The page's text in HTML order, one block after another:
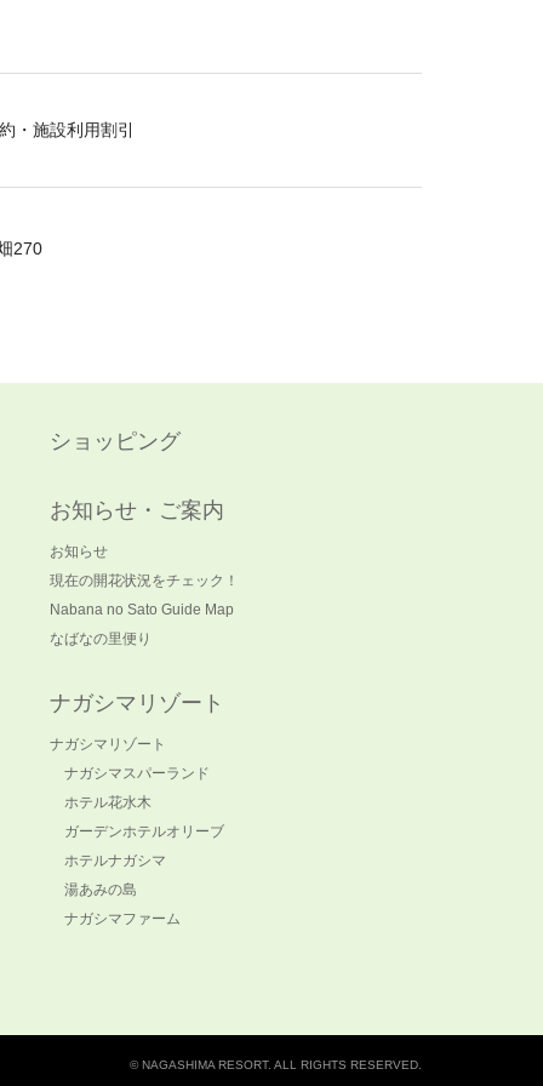
・施設利用割引
270
ショッピング
お知らせ・ご案内
お知らせ
現在の開花状況をチェック！
Nabana no Sato Guide Map
なばなの里便り
ナガシマリゾート
ナガシマリゾート
ナガシマスパーランド
ホテル花水木
ガーデンホテルオリーブ
ホテルナガシマ
湯あみの島
ナガシマファーム
© NAGASHIMA RESORT. ALL RIGHTS RESERVED.